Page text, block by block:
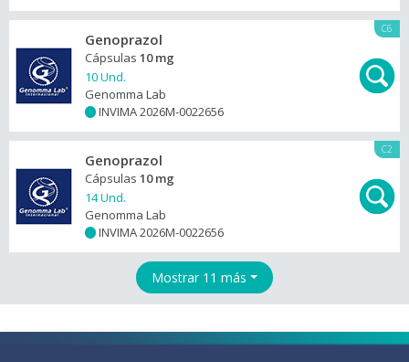
C6
Genoprazol
Cápsulas 10 mg
10 Und.
Genomma Lab
INVIMA 2026M-0022656
C2
Genoprazol
Cápsulas 10 mg
14 Und.
Genomma Lab
INVIMA 2026M-0022656
Mostrar 11 más